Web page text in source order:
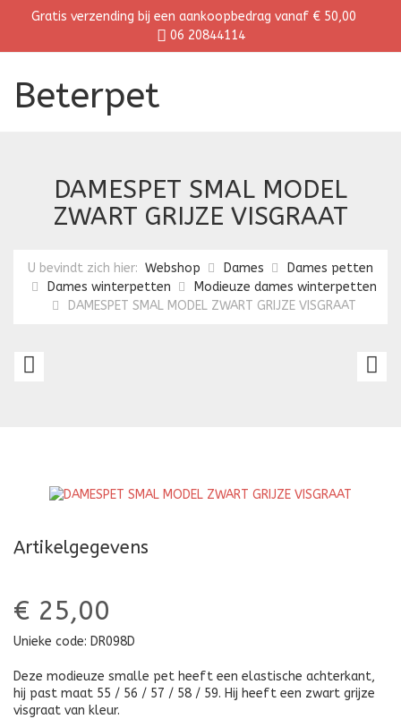
Gratis verzending bij een aankoopbedrag vanaf € 50,00
06 20844114
Beterpet
DAMESPET SMAL MODEL
ZWART GRIJZE VISGRAAT
U bevindt zich hier: Webshop Dames
Dames petten
Dames winterpetten
Modieuze dames winterpetten
DAMESPET SMAL MODEL ZWART GRIJZE VISGRAAT
GRIJZE
Artikelgegevens
€ 25,00
Unieke code: DR098D
Deze modieuze smalle pet heeft een elastische achterkant,
hij past maat 55 / 56 / 57 / 58 / 59. Hij heeft een zwart grijze
visgraat van kleur.